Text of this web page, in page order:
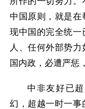
中国原则，就是
现中国的完全统
人、任何外部势
国内政，必遭严惩
中非友好已
幻，超越一时一